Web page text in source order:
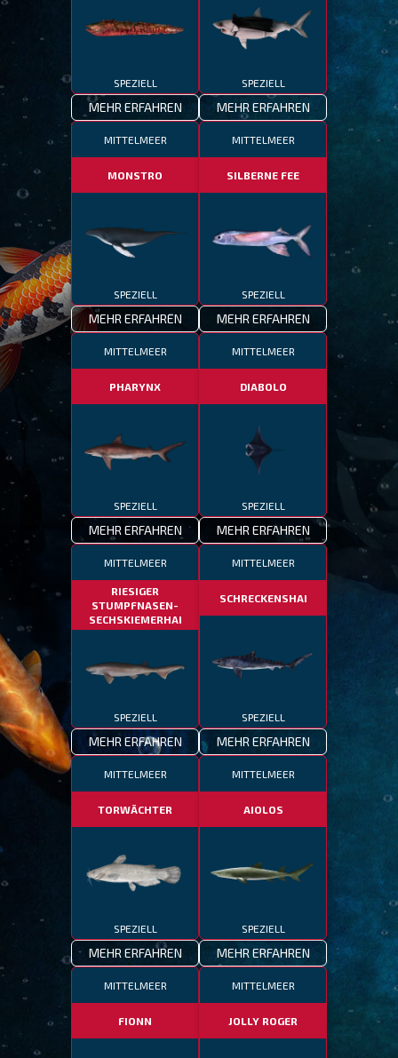
SPEZIELL
MEHR ERFAHREN
SPEZIELL
MEHR ERFAHREN
MITTELMEER
MONSTRO
SPEZIELL
MEHR ERFAHREN
MITTELMEER
SILBERNE FEE
SPEZIELL
MEHR ERFAHREN
MITTELMEER
PHARYNX
SPEZIELL
MEHR ERFAHREN
MITTELMEER
DIABOLO
SPEZIELL
MEHR ERFAHREN
MITTELMEER
RIESIGER
STUMPFNASEN-
SECHSKIEMERHAI
SPEZIELL
MEHR ERFAHREN
MITTELMEER
SCHRECKENSHAI
SPEZIELL
MEHR ERFAHREN
MITTELMEER
TORWÄCHTER
SPEZIELL
MEHR ERFAHREN
MITTELMEER
AIOLOS
SPEZIELL
MEHR ERFAHREN
MITTELMEER
FIONN
MITTELMEER
JOLLY ROGER